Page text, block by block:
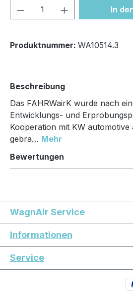
Produkt Anzahl: Gib
In
Produktnummer: WA10514.3
Beschreibung
Das FAHRWairK wurde nach
Entwicklungs- und
Kooperation mit KW
gebra… Mehr
Bewertungen
WagnAir Service
Informationen
Service